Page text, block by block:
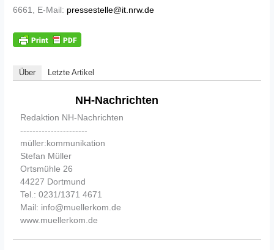
6661, E-Mail: pressestelle@it.nrw.de
Über Letzte Artikel
NH-Nachrichten
Redaktion NH-Nachrichten
----------------------
müller:kommunikation
Stefan Müller
Ortsmühle 26
44227 Dortmund
Tel.: 0231/1371 4671
Mail: info@muellerkom.de
www.muellerkom.de